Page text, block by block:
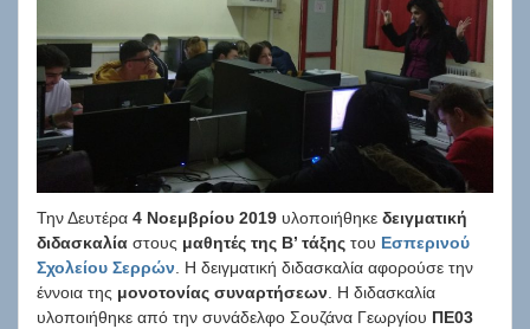
Την Δευτέρα 4 Νοεμβρίου 2019 υλοποιήθηκε δειγματική
διδασκαλία στους μαθητές της Β’ τάξης του Εσπερινού
Σχολείου Σερρών . Η δειγματική διδασκαλία αφορούσε την
έννοια της μονοτονίας συναρτήσεων . Η διδασκαλία
υλοποιήθηκε από την συνάδελφο Σουζάνα Γεωργίου ΠΕ03